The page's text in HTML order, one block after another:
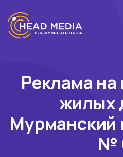
Реклама на
жилых
Мурманский
№